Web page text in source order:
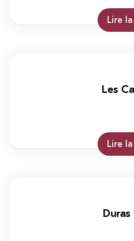
Lire
Les
Lire
Duras